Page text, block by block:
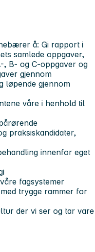
å: Gi rapport i
samlede oppgaver,
, B- og C-oppgaver og
gjennom
løpende gjennom
våre i henhold til
praksiskandidater,
innenfor eget
fagsystemer
trygge rammer for
der vi ser og tar vare